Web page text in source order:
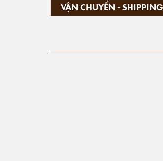
VẬN CHUYỂN - SHIPPING